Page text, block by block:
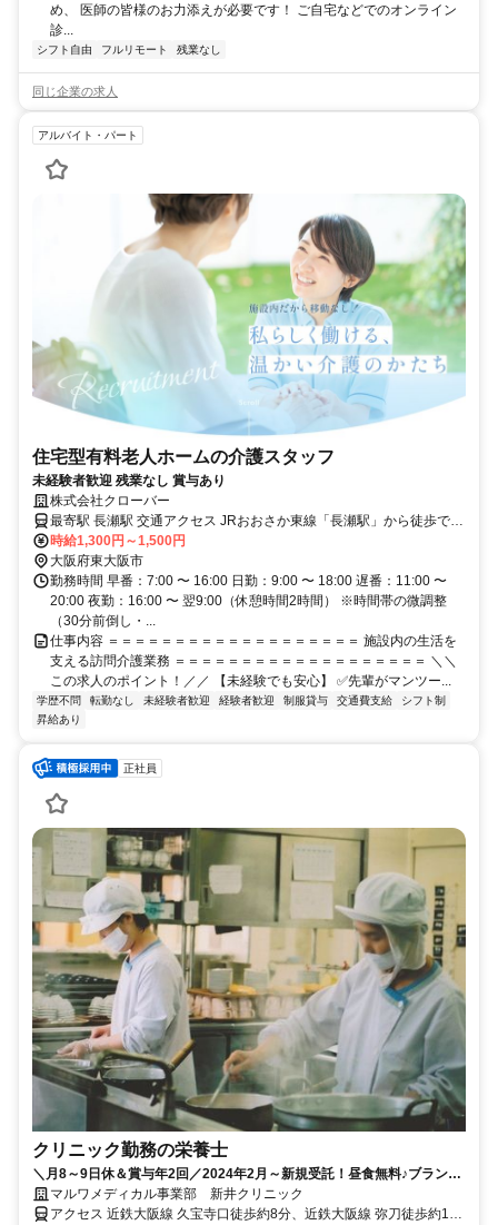
め、 医師の皆様のお力添えが必要です！ ご自宅などでのオンライン
診...
シフト自由 フルリモート 残業なし
同じ企業の求人
アルバイト・パート
住宅型有料老人ホームの介護スタッフ
未経験者歓迎 残業なし 賞与あり
株式会社クローバー
最寄駅 長瀬駅 交通アクセス JRおおさか東線「長瀬駅」から徒歩で約
4分 近鉄大阪線「長瀬駅」より徒歩約12分 ※アイライフステージ柏
時給1,300円～1,500円
大阪府東大阪市
勤務時間 早番：7:00 〜 16:00 日勤：9:00 〜 18:00 遅番：11:00 〜
20:00 夜勤：16:00 〜 翌9:00（休憩時間2時間） ※時間帯の微調整
（30分前倒し・...
仕事内容 ＝＝＝＝＝＝＝＝＝＝＝＝＝＝＝＝＝＝＝ 施設内の生活を
支える訪問介護業務 ＝＝＝＝＝＝＝＝＝＝＝＝＝＝＝＝＝＝＝ ＼＼
この求人のポイント！／／ 【未経験でも安心】 ✅先輩がマンツー...
学歴不問 転勤なし 未経験者歓迎 経験者歓迎 制服貸与 交通費支給
シフト制
昇給あり
正社員
クリニック勤務の栄養士
＼月8～9日休＆賞与年2回／2024年2月～新規受託！昼食無料♪ブランク
ＯＫ＆福利厚生充実◎
マルワメディカル事業部 新井クリニック
アクセス 近鉄大阪線 久宝寺口徒歩約8分、近鉄大阪線 弥刀徒歩約11